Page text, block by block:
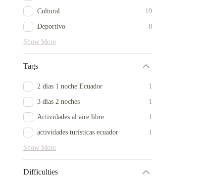
Cultural 19
Deportivo 8
Show More
Tags
2 días 1 noche Ecuador 1
3 dias 2 noches 1
Actividades al aire libre 1
actividades turísticas ecuador 1
Show More
Difficulties